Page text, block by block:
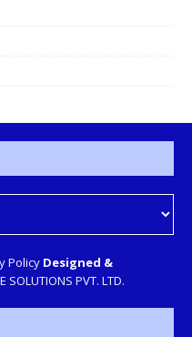
Policy Designed &
SOLUTIONS PVT. LTD.